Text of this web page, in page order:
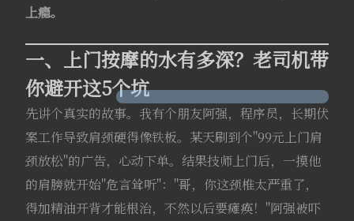
上瘾。
一、上门按摩的水有多深？老司机带
你避开这5个坑
先讲个真实的故事。我有个朋友阿强，程序员，长期伏
案工作导致肩颈硬得像铁板。某天刷到个"99元上门肩
颈放松"的广告，心动下单。结果技师上门后，一摸他
的肩膀就开始"危言耸听"："哥，你这颈椎太严重了，
得加精油开背才能根治，不然以后要瘫痪！"阿强被吓